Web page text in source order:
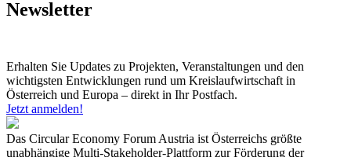
Newsletter
Erhalten Sie Updates zu Projekten, Veranstaltungen und den
wichtigsten Entwicklungen rund um Kreislaufwirtschaft in
Österreich und Europa – direkt in Ihr Postfach.
Jetzt anmelden!
Das Circular Economy Forum Austria ist Österreichs größte
unabhängige Multi-Stakeholder-Plattform zur Förderung der